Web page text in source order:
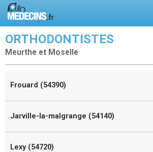
ORTHODONTISTES
Meurthe et Moselle
Frouard (54390)
Jarville-la-malgrange (54140)
Lexy (54720)